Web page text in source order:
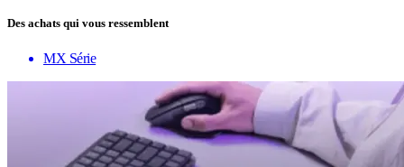
Des achats qui vous ressemblent
MX Série